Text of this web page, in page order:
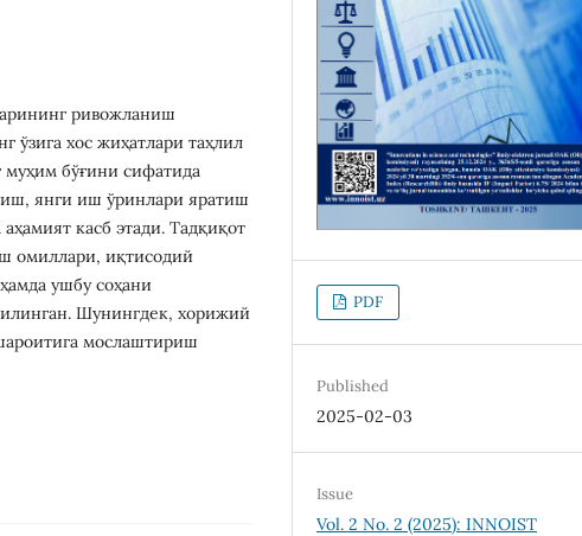
ривожланиш
ўзига хос жиҳатлари таҳлил
бўғини сифатида
янги иш ўринлари яратиш
касб этади. Тадқиқот
омиллари, иқтисодий
ушбу соҳани
Шунингдек, хорижий
мослаштириш
PDF
Published
2025-02-03
Issue
Vol. 2 No. 2 (2025): INNOIST